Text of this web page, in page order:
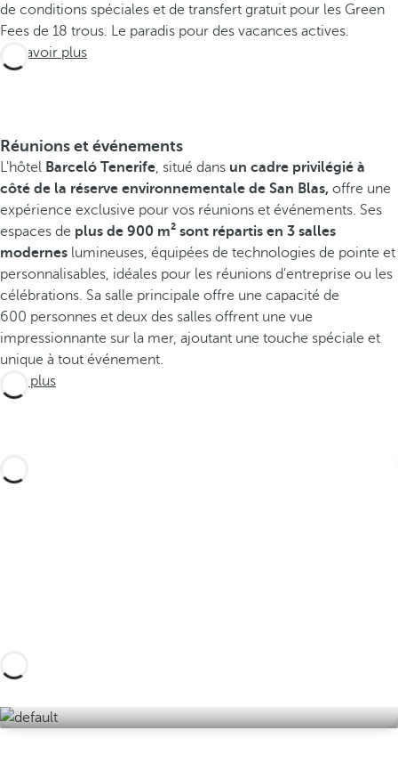
de conditions spéciales et de transfert gratuit pour les Green
Fees de 18 trous. Le paradis pour des vacances actives.
En savoir plus
Réunions et événements
L'hôtel Barceló Tenerife, situé dans un cadre privilégié à
côté de la réserve environnementale de San Blas, offre une
expérience exclusive pour vos réunions et événements. Ses
espaces de plus de 900 m² sont répartis en 3 salles
modernes lumineuses, équipées de technologies de pointe et
personnalisables, idéales pour les réunions d'entreprise ou les
célébrations. Sa salle principale offre une capacité de
600 personnes et deux des salles offrent une vue
impressionnante sur la mer, ajoutant une touche spéciale et
unique à tout événement.
Voir plus